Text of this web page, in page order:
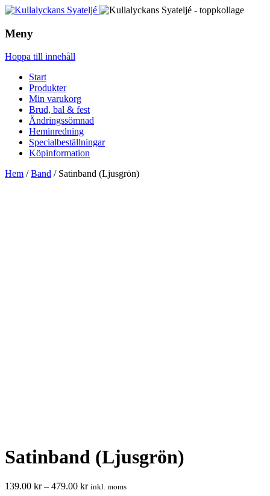
Meny
Hoppa till innehåll
Start
Produkter
Min varukorg
Brud, bal & fest
Ändringssömnad
Heminredning
Specialbeställningar
Köpinformation
Hem /Band / Satinband (Ljusgrön)
Satinband (Ljusgrön)
139.00 kr– 479.00 kr inkl. moms